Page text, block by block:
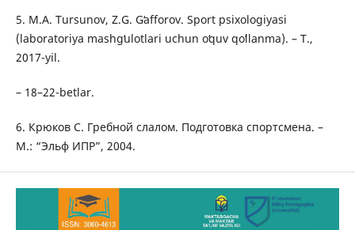
5. M.A. Tursunov, Z.G. Gʻafforov. Sport psixologiyasi
(laboratoriya mashgʻulotlari uchun oʻquv qoʻllanma). – T.,
2017-yil.
– 18–22-betlar.
6. Крюков С. Гребной слалом. Подготовка спортсмена. –
М.: “Эльф ИПР”, 2004.